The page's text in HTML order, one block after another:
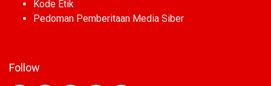
Kode Etik
Pedoman Pemberitaan Media Siber
Follow